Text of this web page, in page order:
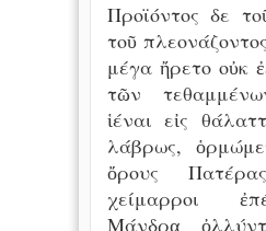
Προϊόντος δε
τοῦ
μέγα ἤρετο οὐκ
τῶν
ἱέναι εἰς
λάβρως,
ὄρους
χείμαρροι
Μάνδρᾳ